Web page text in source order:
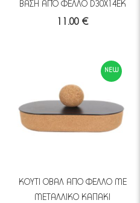
ΒΑΣΗ ΑΠΌ ΦΕΛΛΟ D30X14EK
11.00 €
NEW
ΚΟΥΤΙ ΟΒΑΛ ΑΠΟ ΦΕΛΛΟ ΜΕ
ΜΕΤΑΛΛΙΚΟ ΚΑΠΑΚΙ